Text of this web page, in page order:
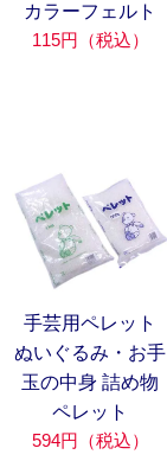
カラーフェルト
115円（税込）
手芸用ペレット
ぬいぐるみ・お手
玉の中身 詰め物
ペレット
594円（税込）